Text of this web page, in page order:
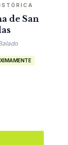
de San